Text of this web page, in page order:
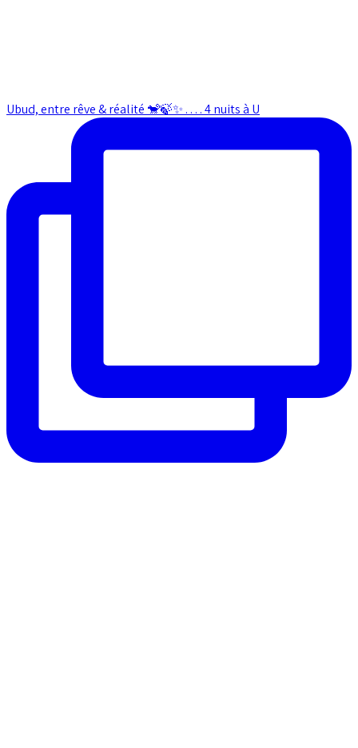
Ubud, entre rêve & réalité 🐒🍃✨ . . . . 4 nuits à U